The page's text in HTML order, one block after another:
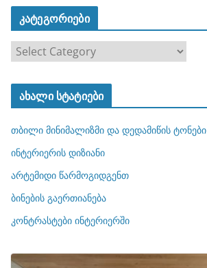
კატეგორიები
ტ
ო
რ
ბ
ი
ახალი სტატიები
თბილი მინიმალიზმი და დედამიწის ტონები
ინტერიერის დიზიანი
არტემიდი წარმოგიდგენთ
ბინების გაერთიანება
კონტრასტები ინტერიერში